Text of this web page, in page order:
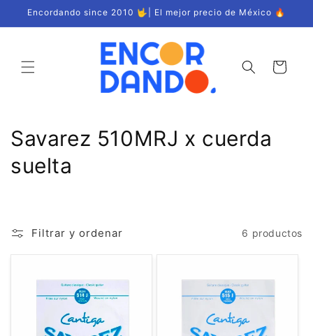
directamente
al contenido
Encordando since 2010 🤟| El mejor precio de México 🔥
Carrito
C
o
Savarez 510MRJ x cuerda
suelta
Filtrar y ordenar 6 productos